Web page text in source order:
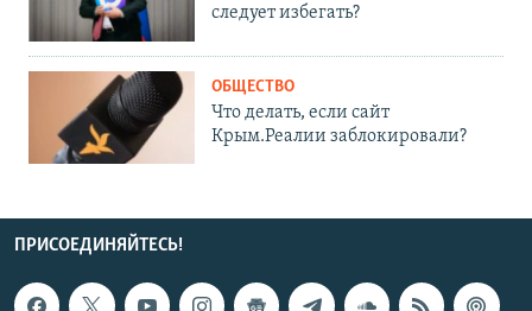
следует избегать?
ОБЩЕСТВО
Что делать, если сайт
Крым.Реалии заблокировали?
ПРИСОЕДИНЯЙТЕСЬ!